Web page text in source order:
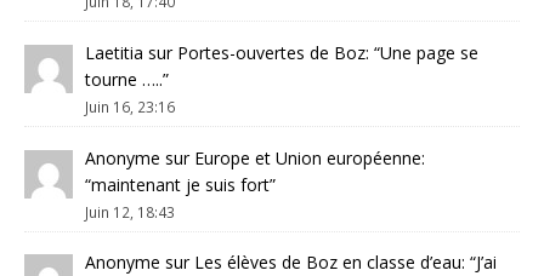
Laetitia sur Portes-ouvertes de Boz: “Une page se
tourne …..”
Juin 16, 23:16
Anonyme sur Europe et Union européenne:
“maintenant je suis fort”
Juin 12, 18:43
Anonyme sur Les élèves de Boz en classe d’eau: “J’ai